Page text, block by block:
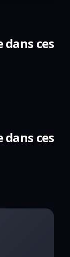
dans ces
dans ces